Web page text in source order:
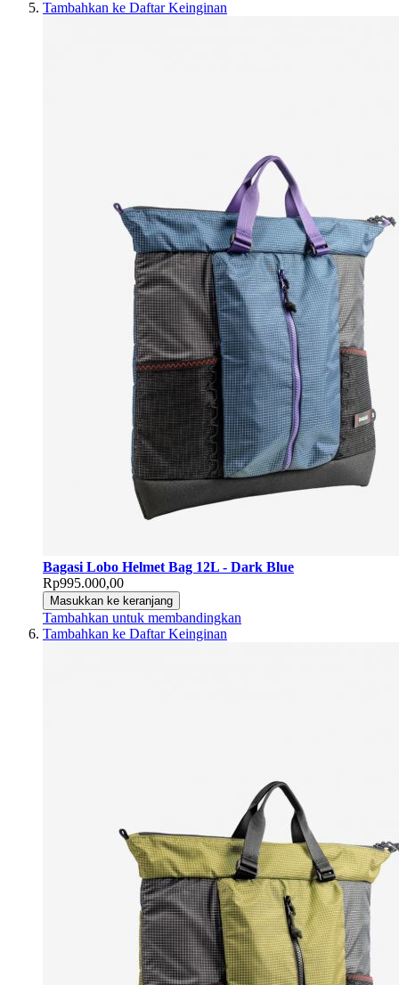
Tambahkan ke Daftar Keinginan
Bagasi Lobo Helmet Bag 12L - Dark Blue
Rp995.000,00
Masukkan ke keranjang
Tambahkan untuk membandingkan
Tambahkan ke Daftar Keinginan